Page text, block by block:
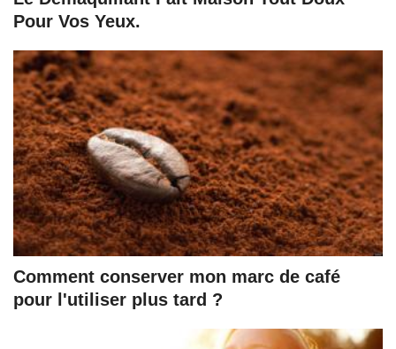
Pour Vos Yeux.
Comment conserver mon marc de café
pour l'utiliser plus tard ?